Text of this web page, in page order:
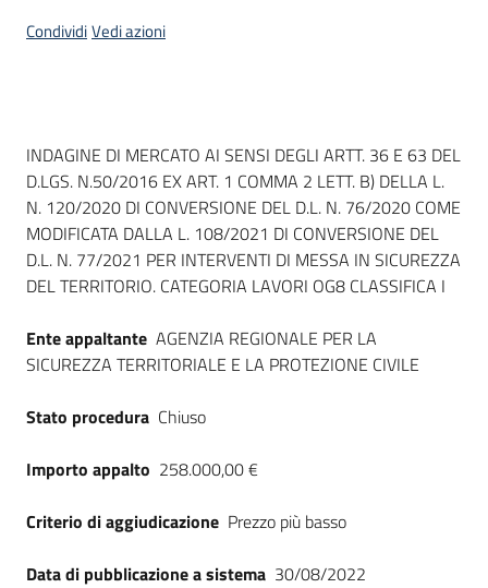
Piattaforme
English
site
Seguici
su
CondividiVedi azioni
Dati del bando
INDAGINE DI MERCATO AI SENSI DEGLI ARTT. 36 E 63 DEL
D.LGS. N.50/2016 EX ART. 1 COMMA 2 LETT. B) DELLA L.
N. 120/2020 DI CONVERSIONE DEL D.L. N. 76/2020 COME
MODIFICATA DALLA L. 108/2021 DI CONVERSIONE DEL
D.L. N. 77/2021 PER INTERVENTI DI MESSA IN SICUREZZA
DEL TERRITORIO. CATEGORIA LAVORI OG8 CLASSIFICA I
Ente appaltante AGENZIA REGIONALE PER LA
SICUREZZA TERRITORIALE E LA PROTEZIONE CIVILE
Stato procedura Chiuso
Importo appalto 258.000,00 €
Criterio di aggiudicazione Prezzo più basso
Data di pubblicazione a sistema 30/08/2022